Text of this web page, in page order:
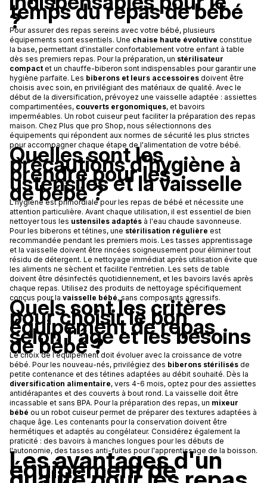
temps du repas de bébé
?
Pour assurer des repas sereins avec votre bébé, plusieurs
équipements sont essentiels. Une chaise haute évolutive constitue
la base, permettant d'installer confortablement votre enfant à table
dès ses premiers repas. Pour la préparation, un stérilisateur
compact et un chauffe-biberon sont indispensables pour garantir une
hygiène parfaite. Les biberons et leurs accessoires doivent être
choisis avec soin, en privilégiant des matériaux de qualité. Avec le
début de la diversification, prévoyez une vaisselle adaptée : assiettes
compartimentées, couverts ergonomiques, et bavoirs
imperméables. Un robot cuiseur peut faciliter la préparation des repas
maison. Chez Plus que pro Shop, nous sélectionnons des
équipements qui répondent aux normes de sécurité les plus strictes
pour accompagner chaque étape de l'alimentation de votre bébé.
Quelles sont les
précautions d'hygiène à
prendre pour les
ustensiles et la vaisselle
de bébé ?
L'hygiène est primordiale pour les repas de bébé et nécessite une
attention particulière. Avant chaque utilisation, il est essentiel de bien
nettoyer tous les ustensiles adaptés à l'eau chaude savonneuse.
Pour les biberons et tétines, une stérilisation régulière est
recommandée pendant les premiers mois. Les tasses apprentissage
et la vaisselle doivent être rincées soigneusement pour éliminer tout
résidu de détergent. Le nettoyage immédiat après utilisation évite que
les aliments ne sèchent et facilite l'entretien. Les sets de table
doivent être désinfectés quotidiennement, et les bavoirs lavés après
chaque repas. Utilisez des produits de nettoyage spécifiquement
conçus pour la vaisselle bébé, sans composants agressifs.
Quels sont les critères
pour choisir le bon
équipement de repas
selon l'âge et les besoins
de bébé ?
Le choix de l'équipement doit évoluer avec la croissance de votre
bébé. Pour les nouveau-nés, privilégiez des biberons stérilisés de
petite contenance et des tétines adaptées au débit souhaité. Dès la
diversification alimentaire, vers 4-6 mois, optez pour des assiettes
antidérapantes et des couverts à bout rond. La vaisselle doit être
incassable et sans BPA. Pour la préparation des repas, un mixeur
bébé ou un robot cuiseur permet de préparer des textures adaptées à
chaque âge. Les contenants pour la conservation doivent être
hermétiques et adaptés au congélateur. Considérez également la
praticité : des bavoirs à manches longues pour les débuts de
l'autonomie, des tasses anti-fuites pour l'apprentissage de la boisson.
Les avantages d'un
équipement de